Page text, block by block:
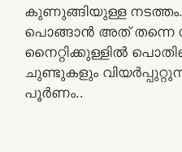
കുണുങ്ങിയുള്ള
പൊങ്ങാൻ അത് തന്നെ
നൈറ്റിക്കുള്ളിൽ
ചുണ്ടുകളും
പൂർണം..